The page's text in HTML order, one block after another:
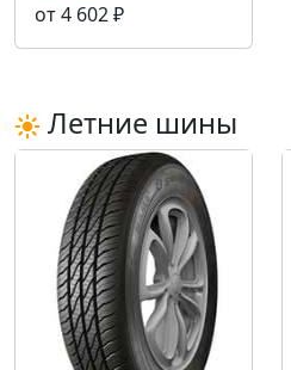
от 4 602 ₽
Летние шины